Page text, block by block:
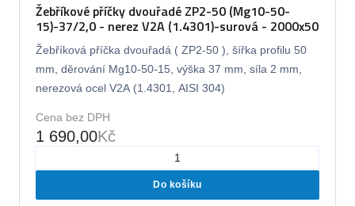
Žebříkové příčky dvouřadé ZP2-50 (Mg10-50-
15)-37/2,0 - nerez V2A (1.4301)-surová - 2000x50
Žebříková příčka dvouřadá ( ZP2-50 ), šířka profilu 50
mm, děrování Mg10-50-15, výška 37 mm, síla 2 mm,
nerezová ocel V2A (1.4301, AISI 304)
Cena bez DPH
1 690,00Kč
Do košíku